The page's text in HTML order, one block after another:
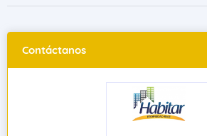
Contáctanos